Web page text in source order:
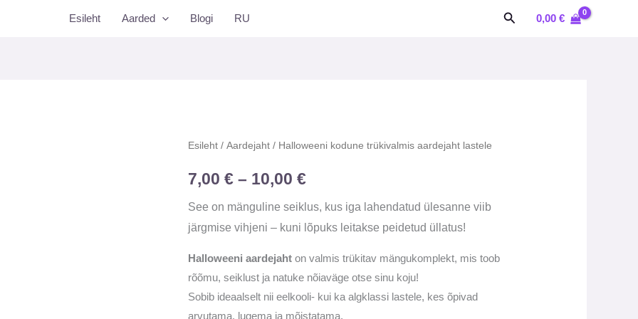
Esileht Aarded Blogi RU Search0,00 €
Esileht / Aardejaht / Halloweeni kodune trükivalmis aardejaht lastele
7,00 € – 10,00 €
Hinnavahemik:
7,00 €
kuni
10,00 €
See on mänguline seiklus, kus iga lahendatud ülesanne viib
järgmise vihjeni – kuni lõpuks leitakse peidetud üllatus!
Halloweeni aardejaht on valmis trükitav mängukomplekt, mis toob
rõõmu, seiklust ja natuke nõiaväge otse sinu koju!
Sobib ideaalselt nii eelkooli- kui ka algklassi lastele, kes õpivad
arvutama, lugema ja mõistatama.
Halloweeni
trükivalmis
aardejaht
lastele
10,00 €